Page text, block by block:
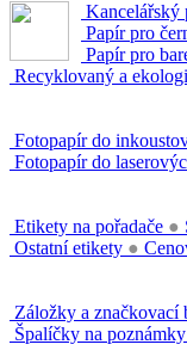
Kancelářský
Papír pro
Papír pro
Recyklovaný a
Fotopapír do
Fotopapír do
Etikety na pořadače ●
Ostatní etikety ●
Záložky a značkovací
Špalíčky na poznámky